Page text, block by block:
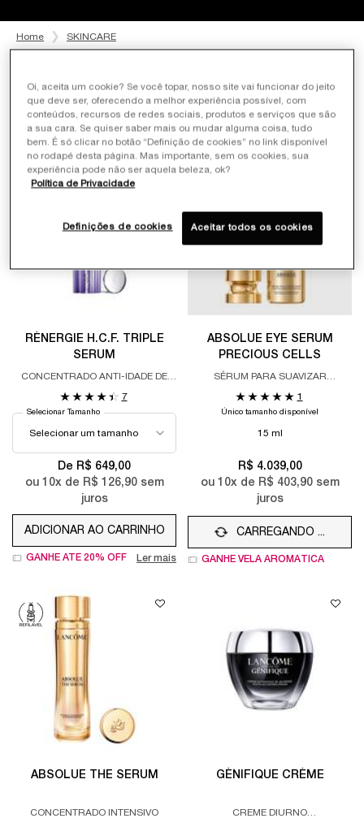
Home SKINCARE
8 produtos
20%OFF
RÉNERGIE H.C.F. TRIPLE
SERUM
CONCENTRADO ANTI-IDADE DE
7
Selecionar Tamanho
De R$ 649,00
ou 10x de R$ 126,90sem
juros
ADICIONAR AO CARRINHO
GANHE ATÉ 20% OFF Ler mais
ABSOLUE EYE SERUM
PRECIOUS CELLS
SÉRUM PARA SUAVIZAR
1
Único tamanho disponível
15 ml
R$ 4.039,00
ou 10x de R$ 403,90sem
juros
CARREGANDO ...
GANHE VELA AROMÁTICA
ABSOLUE THE SERUM
CONCENTRADO INTENSIVO
GÉNIFIQUE CRÈME
CREME DIURNO
Oi, aceita um cookie? Se você topar, nosso site vai funcionar do jeito
que deve ser, oferecendo a melhor experiência possível, com
conteúdos, recursos de redes sociais, produtos e serviços que são
a sua cara. Se quiser saber mais ou mudar alguma coisa, tudo
bem. É só clicar no botão “Definição de cookies” no link disponível
no rodapé desta página. Mas importante, sem os cookies, sua
experiência pode não ser aquela beleza, ok?
Política de Privacidade
Definições de cookies Aceitar todos os cookies